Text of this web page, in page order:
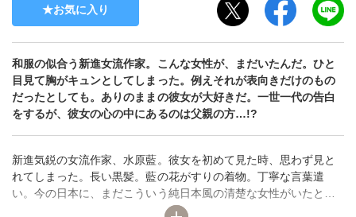
お気に入り
和服の似合う新進女流作家。こんな女性が、まだいたんだ。ひと
目見て胸がキュンとしてしまった。例えそれが表向きだけのもの
だったとしても。ありのままの彼女が大好きだ。一世一代の告白
をするが、彼女の心の中にあるのは父親の方…!?
新進気鋭の女流作家、水原藍。彼女を初めて見た時、思わず見と
れてしまった。長い黒髪。藍の花がすりの着物。丁寧な言葉遣
い。今の日本に、まだこういう純日本風の清楚な女性がいたとは
感動だ!! 編集長をしている父親から使い走りと彼女のお守りを頼